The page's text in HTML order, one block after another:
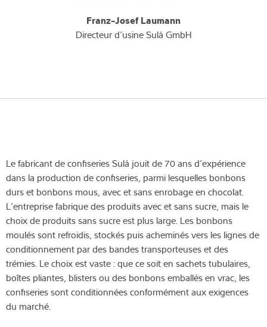
Franz-Josef Laumann
Directeur d’usine Sulá GmbH
Le fabricant de confiseries Sulá jouit de 70 ans d’expérience
dans la production de confiseries, parmi lesquelles bonbons
durs et bonbons mous, avec et sans enrobage en chocolat.
L’entreprise fabrique des produits avec et sans sucre, mais le
choix de produits sans sucre est plus large. Les bonbons
moulés sont refroidis, stockés puis acheminés vers les lignes de
conditionnement par des bandes transporteuses et des
trémies. Le choix est vaste : que ce soit en sachets tubulaires,
boîtes pliantes, blisters ou des bonbons emballés en vrac, les
confiseries sont conditionnées conformément aux exigences
du marché.